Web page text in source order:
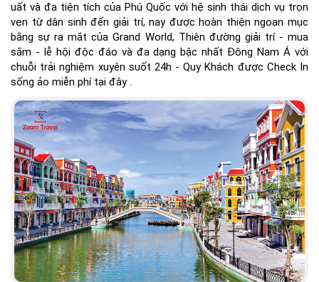
uất và đa tiện tích của Phú Quốc với hệ sinh thái dịch vụ trọn
vẹn từ dân sinh đến giải trí, nay được hoàn thiện ngoạn mục
bằng sự ra mắt của Grand World, Thiên đường giải trí - mua
sắm - lễ hội độc đáo và đa dạng bậc nhất Đông Nam Á với
chuỗi trải nghiệm xuyên suốt 24h - Quy Khách được Check In
sống ảo miễn phí tại đây .